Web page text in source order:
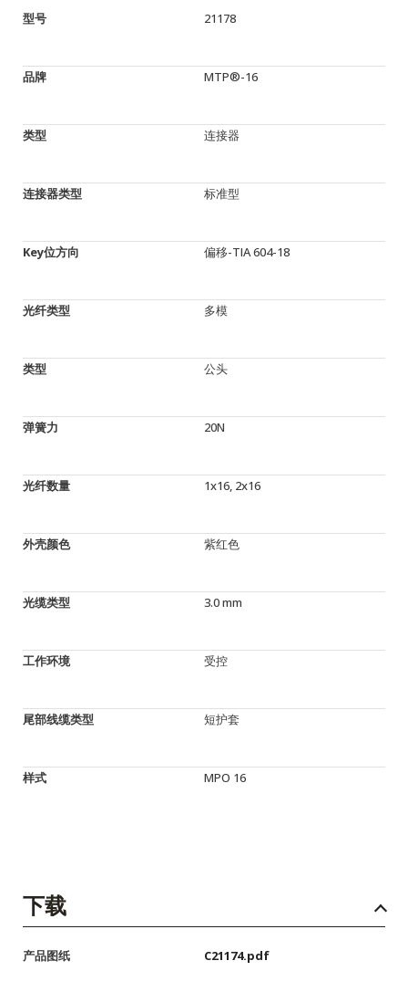
型号 21178
品牌 MTP®-16
类型 连接器
连接器类型 标准型
Key位方向 偏移-TIA 604-18
光纤类型 多模
类型 公头
弹簧力 20N
光纤数量 1x16, 2x16
外壳颜色 紫红色
光缆类型 3.0 mm
工作环境 受控
尾部线缆类型 短护套
样式 MPO 16
下载
产品图纸 C21174.pdf